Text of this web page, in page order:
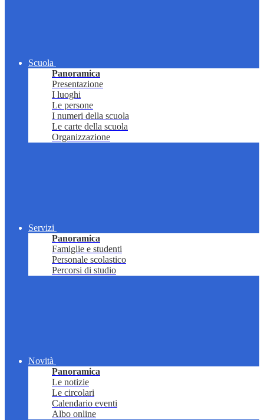
Scuola
Panoramica
Presentazione
I luoghi
Le persone
I numeri della scuola
Le carte della scuola
Organizzazione
Servizi
Panoramica
Famiglie e studenti
Personale scolastico
Percorsi di studio
Novità
Panoramica
Le notizie
Le circolari
Calendario eventi
Albo online